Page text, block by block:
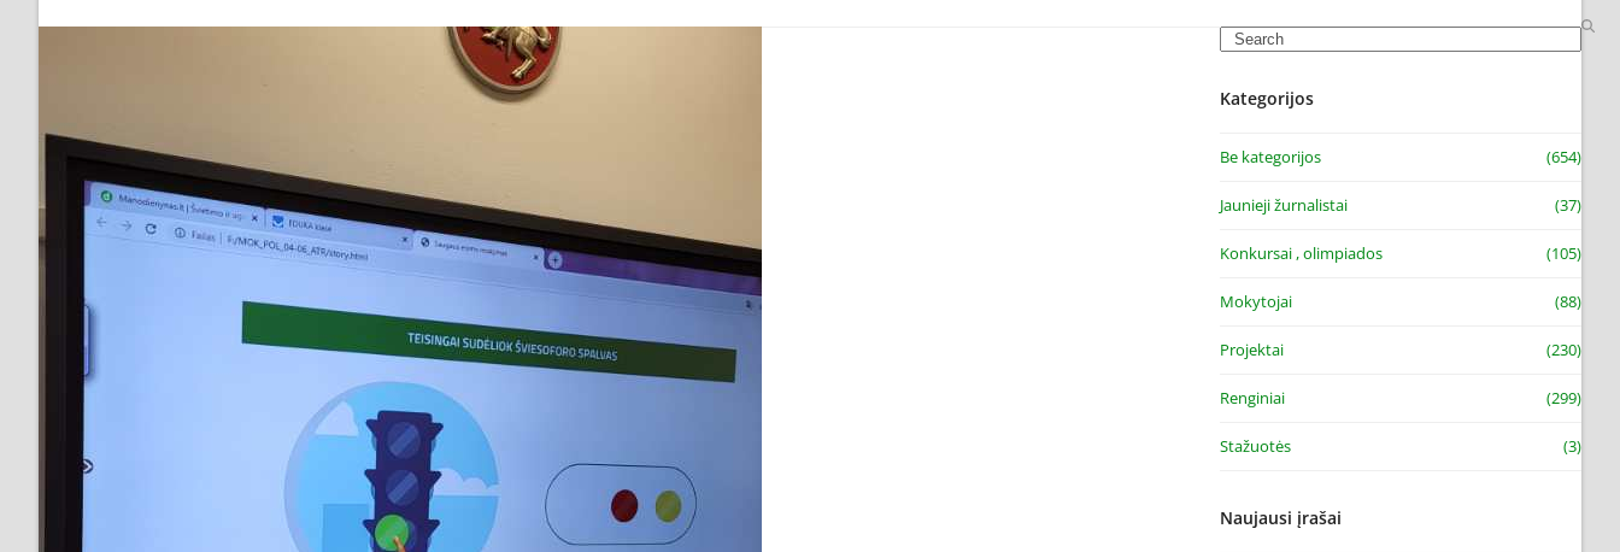
Search
Kategorijos
Be kategorijos (654)
Jaunieji žurnalistai (37)
Konkursai , olimpiados (105)
Mokytojai (88)
Projektai (230)
Renginiai (299)
Stažuotės (3)
Naujausi įrašai